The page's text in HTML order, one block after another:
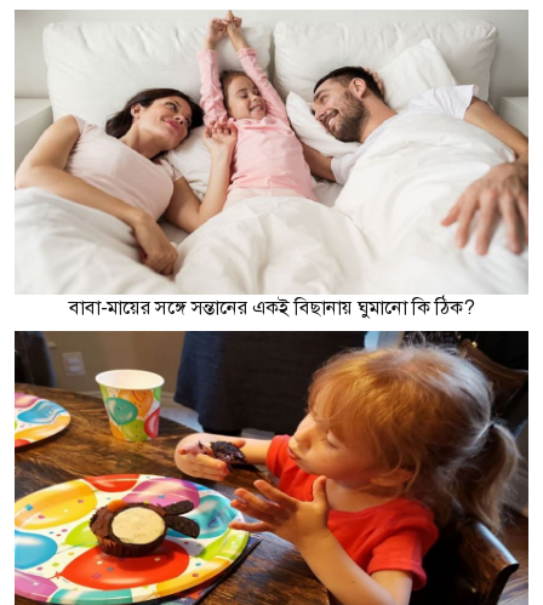
বাবা-মায়ের সঙ্গে সন্তানের একই বিছানায় ঘুমানো কি ঠিক?